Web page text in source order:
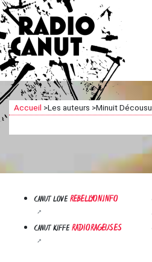
Accueil >Les auteurs >Minuit Décousu
CANUT LOVEREBELLYON.INFO
CANUT KIFFERADIORAGEUSES